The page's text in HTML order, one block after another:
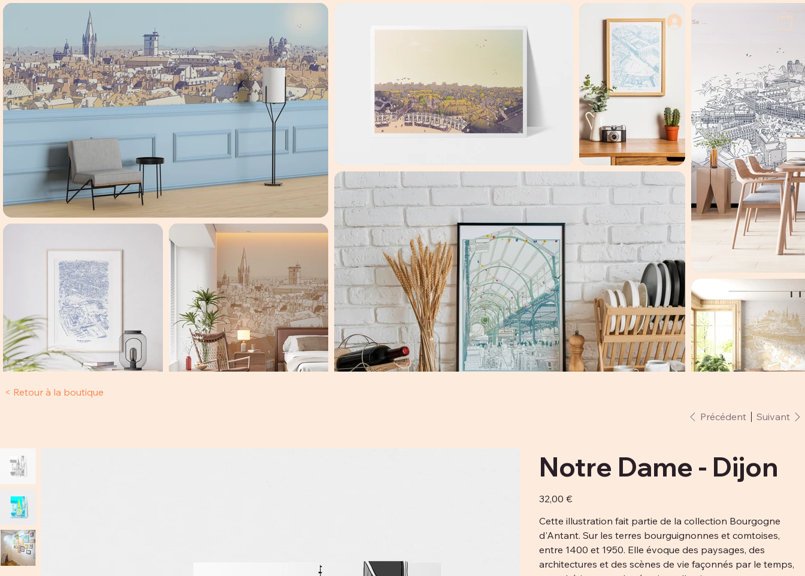
Se connecter
Retour à la boutique >
Précédent Suivant
Notre Dame - Dijon
Prix
32,00 €
Cette illustration fait partie de la collection Bourgogne
d'Antant. Sur les terres bourguignonnes et comtoises,
entre 1400 et 1950. Elle évoque des paysages, des
architectures et des scènes de vie façonnés par le temps,